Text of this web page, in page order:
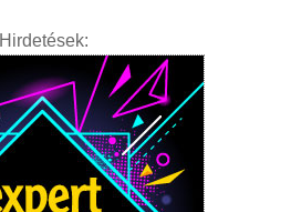
Hirdetések: